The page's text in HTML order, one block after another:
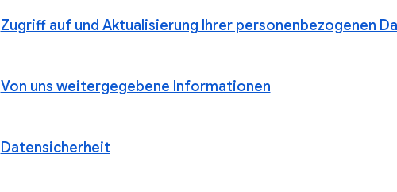
Zugriff auf und Aktualisierung Ihrer personenbezogenen
Von uns weitergegebene Informationen
Datensicherheit